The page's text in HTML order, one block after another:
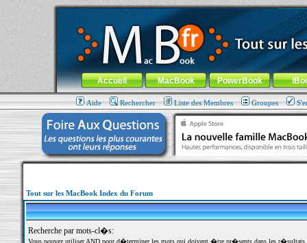
MacBook-fr.com : 100% Apple... 100% nomade !
Aller au contenu-Aller au menu général-Aller au menu de
Menu général
Accueil MacBook PowerBook
Aide Rechercher Liste des Membres Groupes
Tout sur les MacBook Index du Forum
Recherche par mots-cl�s:
Vous pouvez utiliserANDpour d�terminer les mots qui doivent �tre pr�sents dans les